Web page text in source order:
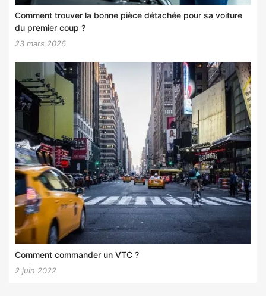
Comment trouver la bonne pièce détachée pour sa voiture
du premier coup ?
23 mars 2026
Comment commander un VTC ?
2 juin 2022